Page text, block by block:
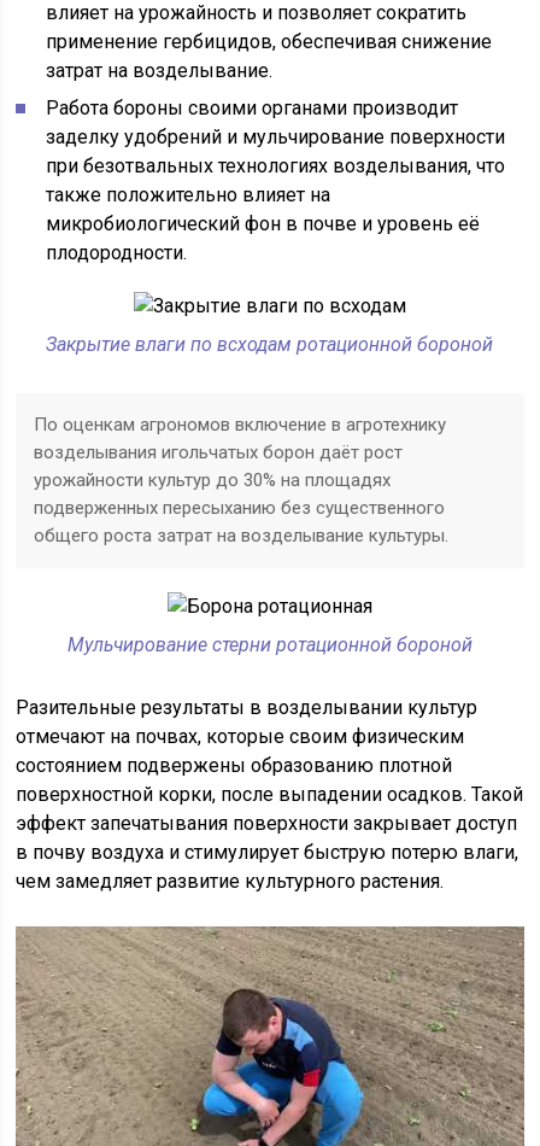
влияет на урожайность и позволяет сократить
применение гербицидов, обеспечивая снижение
затрат на возделывание.
Работа бороны своими органами производит
заделку удобрений и мульчирование поверхности
при безотвальных технологиях возделывания, что
также положительно влияет на
микробиологический фон в почве и уровень её
плодородности.
Закрытие влаги по всходам ротационной бороной
По оценкам агрономов включение в агротехнику
возделывания игольчатых борон даёт рост
урожайности культур до 30% на площадях
подверженных пересыханию без существенного
общего роста затрат на возделывание культуры.
Мульчирование стерни ротационной бороной
Разительные результаты в возделывании культур
отмечают на почвах, которые своим физическим
состоянием подвержены образованию плотной
поверхностной корки, после выпадении осадков. Такой
эффект запечатывания поверхности закрывает доступ
в почву воздуха и стимулирует быструю потерю влаги,
чем замедляет развитие культурного растения.